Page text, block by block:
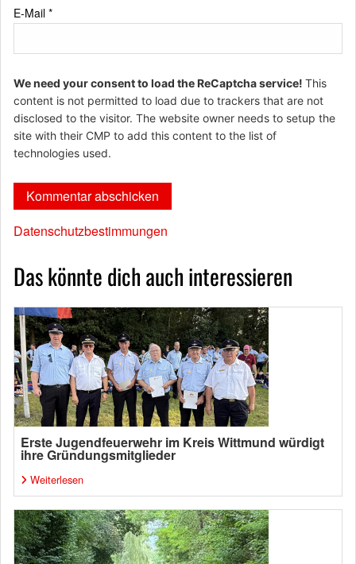
E-Mail *
We need your consent to load the ReCaptcha service! This
content is not permitted to load due to trackers that are not
disclosed to the visitor. The website owner needs to setup the
site with their CMP to add this content to the list of
technologies used.
Datenschutzbestimmungen
Das könnte dich auch interessieren
Erste Jugendfeuerwehr im Kreis Wittmund würdigt
ihre Gründungsmitglieder
Weiterlesen